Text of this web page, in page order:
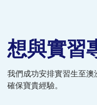
想與實習
我們成功安排實習生至澳
確保寶貴經驗。